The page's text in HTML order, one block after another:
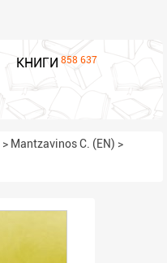
КНИГИ 858 637
> Mantzavinos C. (EN) >